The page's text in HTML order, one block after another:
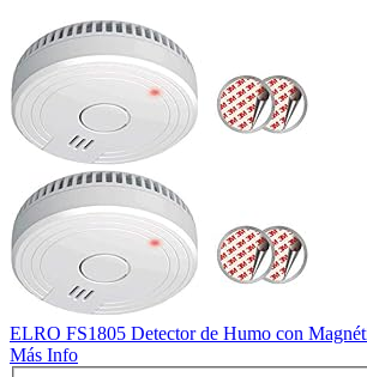
ELRO FS1805 Detector de Humo con
Más Info